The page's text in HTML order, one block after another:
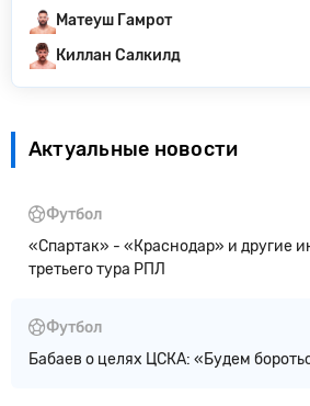
Матеуш Гамрот
Киллан Салкилд
Актуальные новости
Футбол
«Спартак» - «Краснодар» и другие
третьего тура РПЛ
Футбол
Бабаев о целях ЦСКА: «Будем